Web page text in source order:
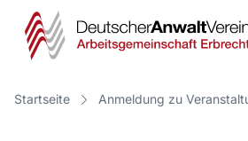
Startseite